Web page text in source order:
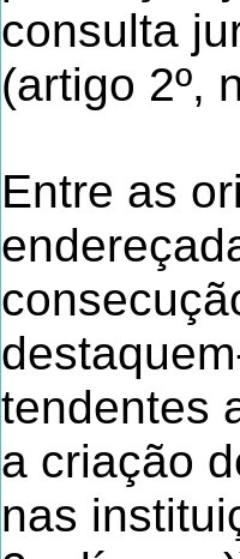
consulta
(artigo 2º,
Entre as
tendentes
a criação
nas